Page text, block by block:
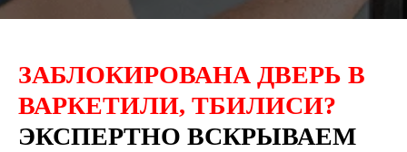
ЗАБЛОКИРОВАНА ДВЕРЬ В
ВАРКЕТИЛИ, ТБИЛИСИ?
ЭКСПЕРТНО ВСКРЫВАЕМ